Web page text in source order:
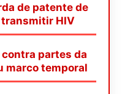
de patente de
HIV
partes da
marco temporal